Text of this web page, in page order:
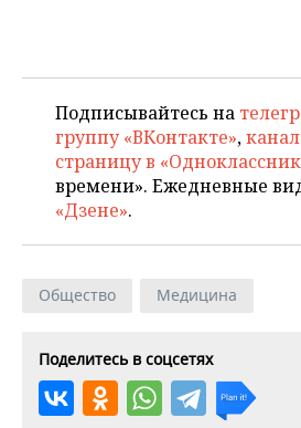
Подписывайтесь на
группу «ВКонтакте»,
страницу в
времени». Ежедневные
«Дзене».
Общество Медицина
Поделитесь в соцсетях